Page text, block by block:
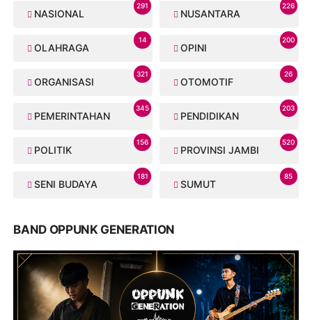
NASIONAL
291
NUSANTARA
226
OLAHRAGA
14
OPINI
200
ORGANISASI
321
OTOMOTIF
26
PEMERINTAHAN
345
PENDIDIKAN
203
POLITIK
156
PROVINSI JAMBI
520
SENI BUDAYA
181
SUMUT
85
BAND OPPUNK GENERATION